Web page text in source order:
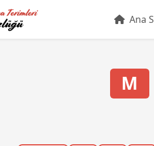
Ana
M